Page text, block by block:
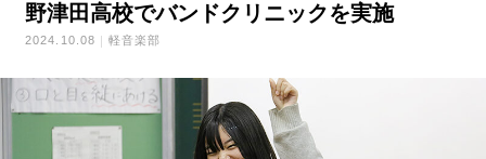
野津田高校でバンドクリニックを実施
2024.10.08 軽音楽部